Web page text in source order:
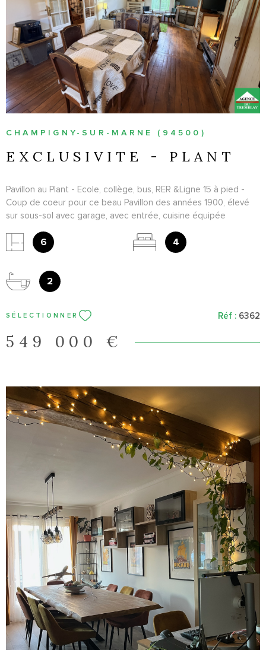
CHAMPIGNY-SUR-MARNE (94500)
EXCLUSIVITE - PLANT
Pavillon au Plant - Ecole, collège, bus, RER &Ligne 15 à pied -
Coup de coeur pour ce beau Pavillon des années 1900, élevé
sur sous-sol avec garage, avec entrée, cuisine équipée
salle de bains, 3 WC. Le tout sur 212m² de terrain. Le charme de
l'ancien. A voir au plus vite !
6 4
2
SÉLECTIONNER Réf : 6362
549 000 €
VOIR LE BIEN
VOIR LE BIEN